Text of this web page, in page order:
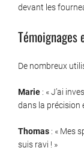
devant les
Témoignages
De nombreux
Marie : « J’ai
dans la précision
Thomas : « Mes
suis ravi ! »